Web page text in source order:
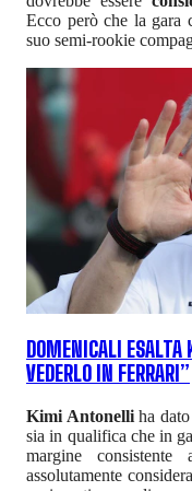
Ecco però che la gara
suo semi-rookie
DOMENICALI
VEDERLO IN FERRARI”
Kimi Antonelliha dato
sia in qualifica che in
margine
assolutamente